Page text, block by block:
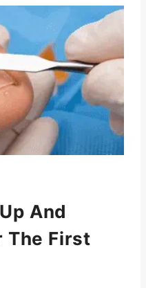
And
The First